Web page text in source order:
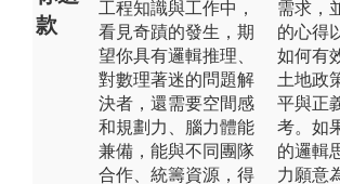
款
工程知識與工作中，
看見奇蹟的發生，期
望你具有邏輯推理、
對數理著迷的問題解
決者，還需要空間感
和規劃力、腦力體能
兼備，能與不同團隊
合作、統籌資源，得
需求，
的心得
如何有
土地政
平與正
考。如
的邏輯
力願意